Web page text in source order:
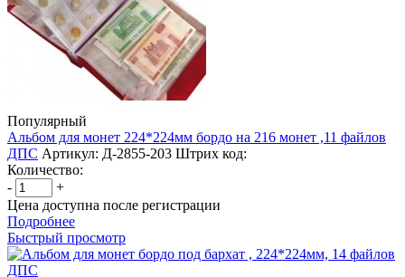
Популярный
Альбом для монет 224*224мм бордо на 216 монет ,11 файлов
ДПС Артикул: Д-2855-203 Штрих код:
Количество:
-
+
Цена доступна после регистрации
Подробнее
Быстрый просмотр